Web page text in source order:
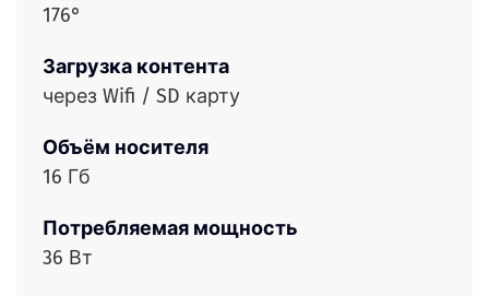
176°
Загрузка контента
через Wifi / SD карту
Объём носителя
16 Гб
Потребляемая мощность
36 Вт